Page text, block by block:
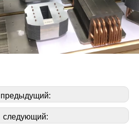
предыдущий:
следующий: